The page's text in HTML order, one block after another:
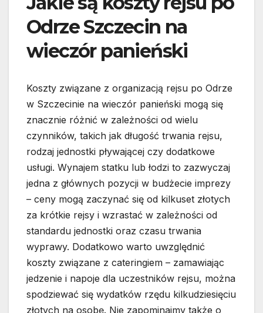
Odrze Szczecin na
wieczór panieński
Koszty związane z organizacją rejsu po Odrze
w Szczecinie na wieczór panieński mogą się
znacznie różnić w zależności od wielu
czynników, takich jak długość trwania rejsu,
rodzaj jednostki pływającej czy dodatkowe
usługi. Wynajem statku lub łodzi to zazwyczaj
jedna z głównych pozycji w budżecie imprezy
– ceny mogą zaczynać się od kilkuset złotych
za krótkie rejsy i wzrastać w zależności od
standardu jednostki oraz czasu trwania
wyprawy. Dodatkowo warto uwzględnić
koszty związane z cateringiem – zamawiając
jedzenie i napoje dla uczestników rejsu, można
spodziewać się wydatków rzędu kilkudziesięciu
złotych na osobę. Nie zapominajmy także o